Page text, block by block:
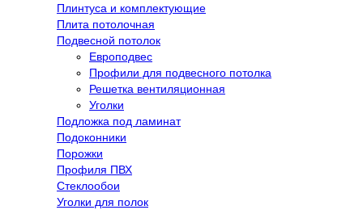
Плинтуса и комплектующие
Плита потолочная
Подвесной потолок
Европодвес
Профили для подвесного потолка
Решетка вентиляционная
Уголки
Подложка под ламинат
Подоконники
Порожки
Профиля ПВХ
Стеклообои
Уголки для полок